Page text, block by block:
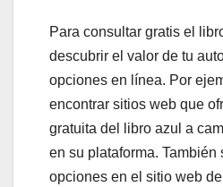
Para consultar gratis el
descubrir el valor de tu
opciones en línea. Por
encontrar sitios web que
gratuita del libro azul a
en su plataforma. También
opciones en el sitio web de